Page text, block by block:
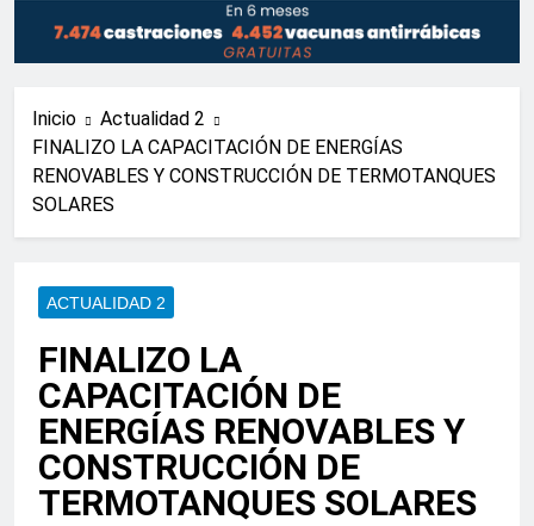
Inicio
Actualidad 2
FINALIZO LA CAPACITACIÓN DE ENERGÍAS
RENOVABLES Y CONSTRUCCIÓN DE TERMOTANQUES
SOLARES
ACTUALIDAD 2
FINALIZO LA
CAPACITACIÓN DE
ENERGÍAS RENOVABLES Y
CONSTRUCCIÓN DE
TERMOTANQUES SOLARES